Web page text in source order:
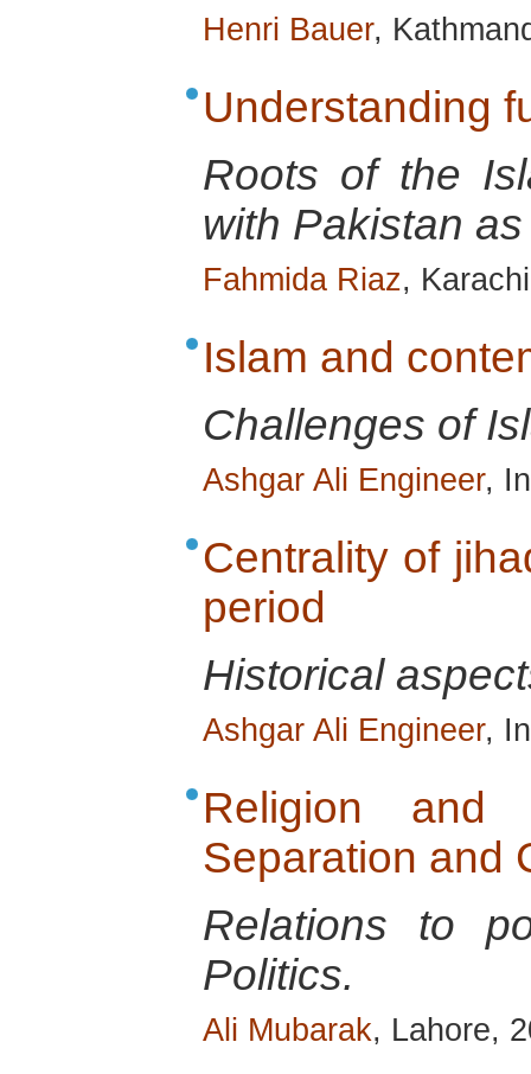
Henri Bauer,
Understanding
Roots of the
with Pakistan
Fahmida Riaz,
Islam and
Challenges of
Ashgar Ali Engineer,
Centrality of
period
Historical
Ashgar Ali Engineer,
Religion and
Separation and
Relations to
Politics.
Ali Mubarak, Lahore,